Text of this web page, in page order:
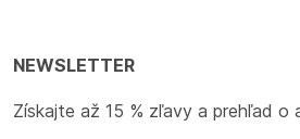
NEWSLETTER
Získajte až 15 % zľavy a prehľad o